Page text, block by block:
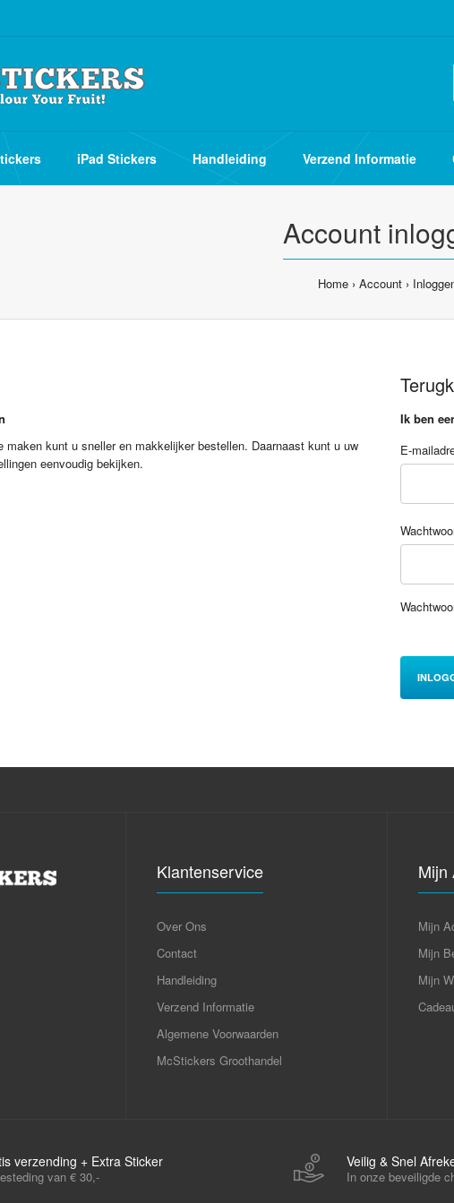
iPad Stickers Handleiding Verzend Informatie
Account
Home Account
maken kunt u sneller en makkelijker bestellen. Daarnaast kunt u uw
eenvoudig bekijken.
Ik ben
E-
Klantenservice
Over Ons
Contact
Handleiding
Verzend Informatie
Algemene Voorwaarden
McStickers Groothandel
Mijn
Mijn
Mijn
Mijn
verzending + Extra Sticker
van € 30,-
Veilig & Snel
In onze beveiligde